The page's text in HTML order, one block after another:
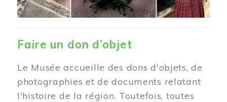
Faire un don d’objet
Le Musée accueille des dons d'objets, de
photographies et de documents relatant
l'histoire de la région. Toutefois, toutes